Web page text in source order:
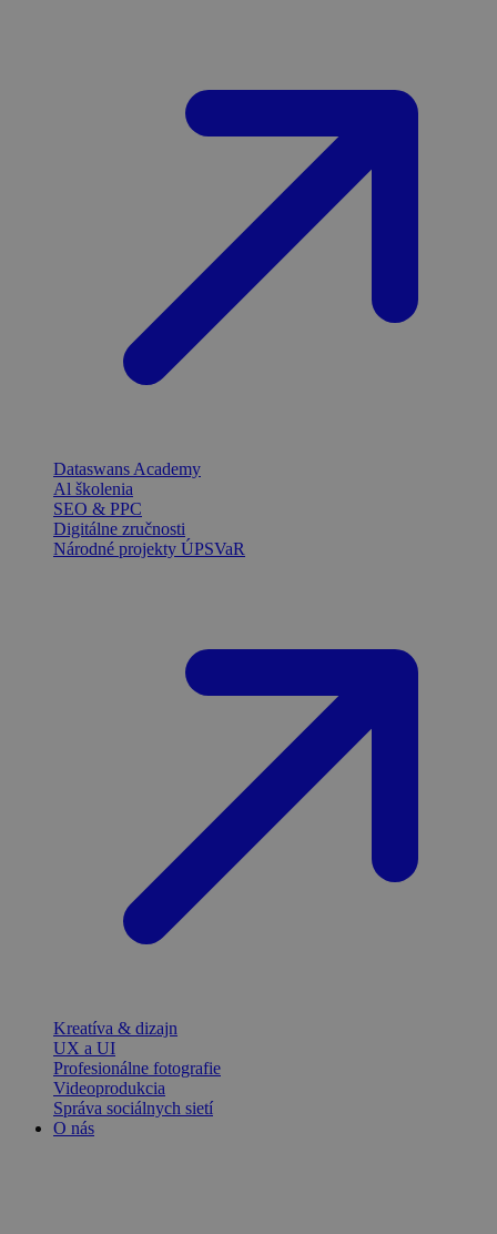
Dataswans Academy
Al školenia
SEO & PPC
Digitálne zručnosti
Národné projekty ÚPSVaR
Kreatíva & dizajn
UX a UI
Profesionálne fotografie
Videoprodukcia
Správa sociálnych sietí
O nás